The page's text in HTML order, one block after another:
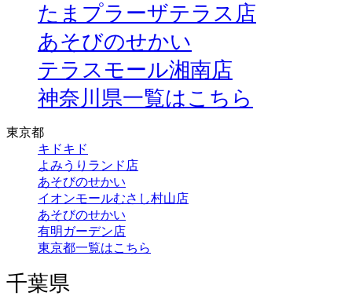
たまプラーザテラス店
あそびのせかい
テラスモール湘南店
神奈川県一覧はこちら
東京都
キドキド
よみうりランド店
あそびのせかい
イオンモールむさし村山店
あそびのせかい
有明ガーデン店
東京都一覧はこちら
千葉県